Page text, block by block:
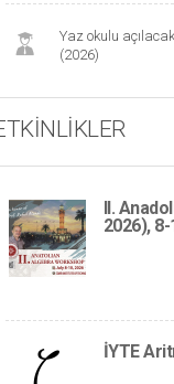
Yaz okulu
(2026)
II.
2026),
İYTE